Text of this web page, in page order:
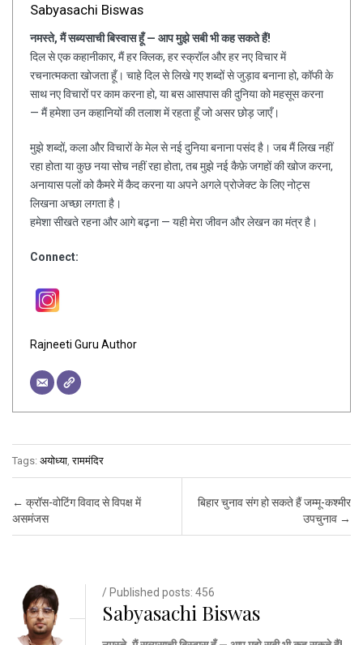
Sabyasachi Biswas
नमस्ते, मैं सब्यसाची बिस्वास हूँ — आप मुझे सबी भी कह सकते हैं!
दिल से एक कहानीकार, मैं हर क्लिक, हर स्क्रॉल और हर नए विचार में
रचनात्मकता खोजता हूँ। चाहे दिल से लिखे गए शब्दों से जुड़ाव बनाना हो, कॉफी के
साथ नए विचारों पर काम करना हो, या बस आसपास की दुनिया को महसूस करना
— मैं हमेशा उन कहानियों की तलाश में रहता हूँ जो असर छोड़ जाएँ।
मुझे शब्दों, कला और विचारों के मेल से नई दुनिया बनाना पसंद है। जब मैं लिख नहीं
रहा होता या कुछ नया सोच नहीं रहा होता, तब मुझे नई कैफ़े जगहों की खोज करना,
अनायास पलों को कैमरे में कैद करना या अपने अगले प्रोजेक्ट के लिए नोट्स
लिखना अच्छा लगता है।
हमेशा सीखते रहना और आगे बढ़ना — यही मेरा जीवन और लेखन का मंत्र है।
Connect:
Rajneeti Guru Author
Tags: अयोध्या,राममंदिर
Post navigation
← क्रॉस-वोटिंग विवाद से विपक्ष में
असमंजस
बिहार चुनाव संग हो सकते हैं जम्मू-कश्मीर
उपचुनाव →
/ Published posts: 456
Sabyasachi Biswas